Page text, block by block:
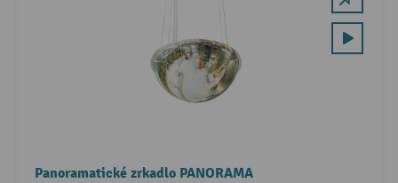
Panoramatické zrkadlo PANORAMA